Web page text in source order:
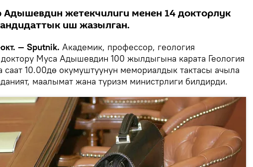
Адышевдин жетекчилиги менен 14 докторлук
иш жазылган.
— Sputnik. Академик, профессор, геология
Муса Адышевдин 100 жылдыгына карата Геология
саат 10.00дө окумуштуунун мемориалдык тактасы ачыла
маалымат жана туризм министрлиги билдирди.